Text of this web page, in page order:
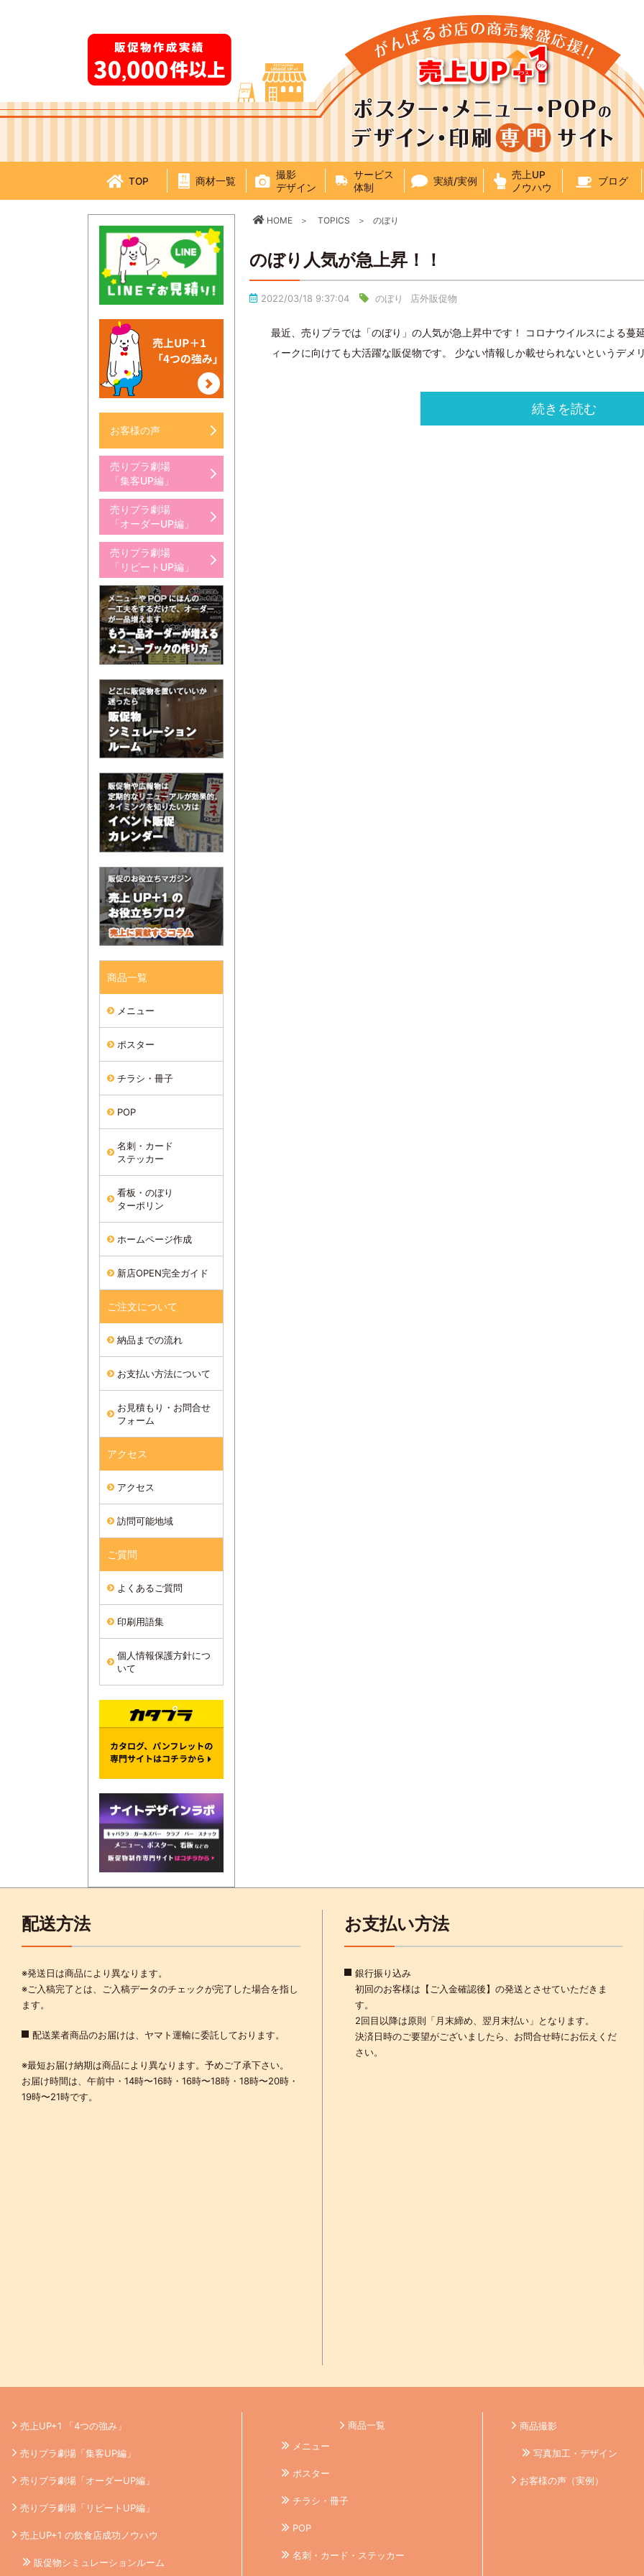
TOP 商材一覧
撮影
デザイン
サービス
体制
実績/実例
売上UP
ノウハウ
ブログ
HOME TOPICS のぼり
のぼり人気が急上昇！！
2022/03/18 9:37:04 のぼり 店外販促物
最近、売りプラでは「のぼり」の人気が急上昇中です！ コロナウイルスによる蔓
ィークに向けても大活躍な販促物です。 少ない情報しか載せられないというデメ
続きを読む
お客様の声
売りプラ劇場
「集客UP編」
売りプラ劇場
「オーダーUP編」
売りプラ劇場
「リピートUP編」
商品一覧
メニュー
ポスター
チラシ・冊子
POP
名刺・カード
ステッカー
看板・のぼり
ターポリン
ホームページ作成
新店OPEN完全ガイド
ご注文について
納品までの流れ
お支払い方法について
お見積もり・お問合せ
フォーム
アクセス
アクセス
訪問可能地域
ご質問
よくあるご質問
印刷用語集
個人情報保護方針につ
いて
配送方法
※発送日は商品により異なります。
※ご入稿完了とは、ご入稿データのチェックが完了した場合を指し
ます。
配送業者商品のお届けは、ヤマト運輸に委託しております。
※最短お届け納期は商品により異なります。予めご了承下さい。
お届け時間は、午前中・14時〜16時・16時〜18時・18時〜20時・
19時〜21時です。
お支払い方法
銀行振り込み
初回のお客様は【ご入金確認後】の発送とさせていただきま
す。
2回目以降は原則「月末締め、翌月末払い」となります。
決済日時のご要望がございましたら、お問合せ時にお伝えくだ
さい。
売上UP+1 「4つの強み」
売りプラ劇場「集客UP編」
売りプラ劇場「オーダーUP編」
売りプラ劇場「リピートUP編」
売上UP+1 の飲食店成功ノウハウ
販促物シミュレーションルーム
商品一覧
メニュー
ポスター
チラシ・冊子
POP
名刺・カード・ステッカー
商品撮影
写真加工・デザイン
お客様の声（実例）